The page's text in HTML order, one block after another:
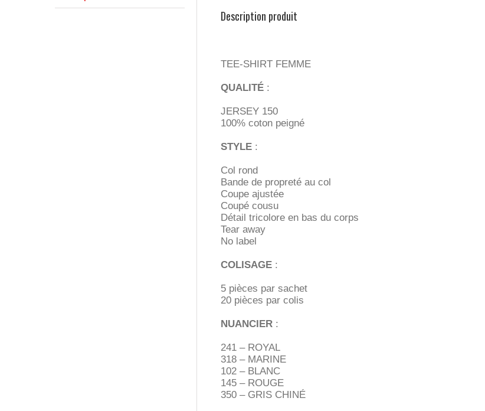
Description produit
TEE-SHIRT FEMME
QUALITÉ:
JERSEY 150
100% coton peigné
STYLE:
Col rond
Bande de propreté au col
Coupe ajustée
Coupé cousu
Détail tricolore en bas du corps
Tear away
No label
COLISAGE:
5 pièces par sachet
20 pièces par colis
NUANCIER:
241 – ROYAL
318 – MARINE
102 – BLANC
145 – ROUGE
350 – GRIS CHINÉ